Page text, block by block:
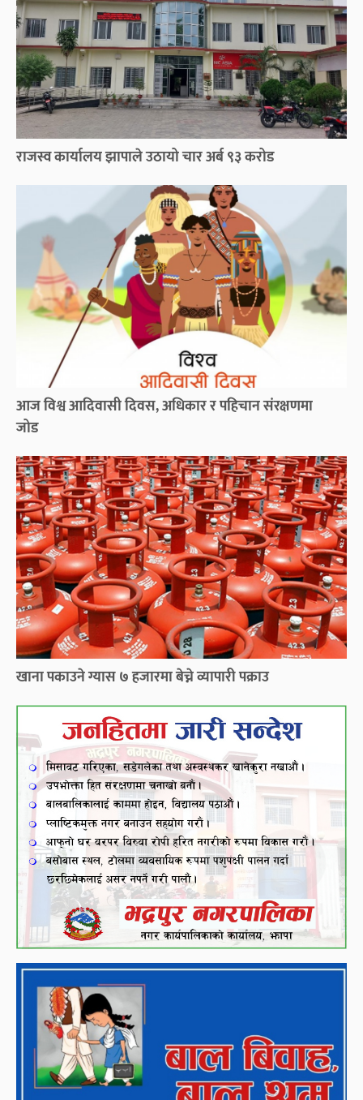
राजस्व कार्यालय झापाले उठायो चार अर्ब ९३ करोड
आज विश्व आदिवासी दिवस, अधिकार र पहिचान संरक्षणमा
जोड
खाना पकाउने ग्यास ७ हजारमा बेच्ने व्यापारी पक्राउ